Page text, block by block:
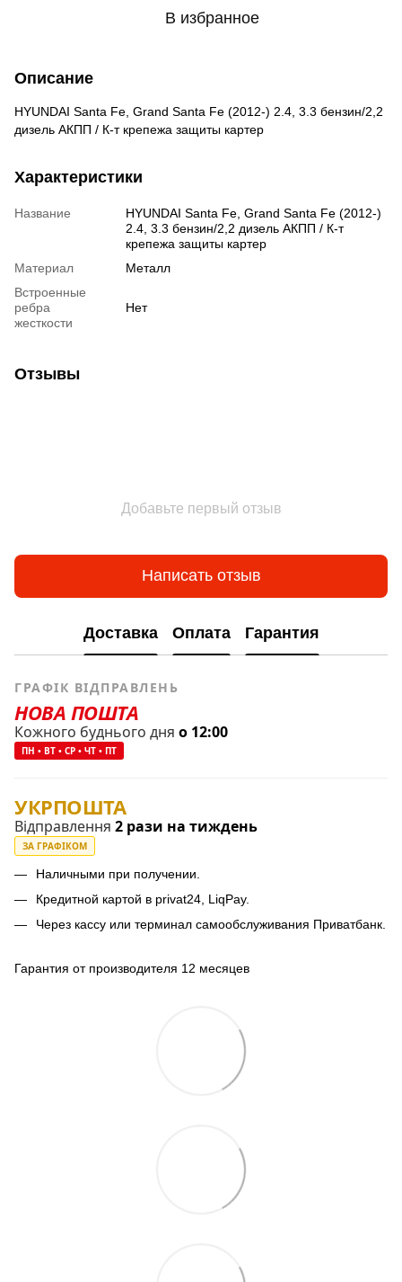
В избранное
Описание
HYUNDAI Santa Fe, Grand Santa Fe (2012-) 2.4, 3.3 бензин/2,2
дизель АКПП / К-т крепежа защиты картер
Характеристики
Название
HYUNDAI Santa Fe, Grand Santa Fe (2012-)
2.4, 3.3 бензин/2,2 дизель АКПП / К-т
крепежа защиты картер
Материал
Металл
Встроенные
ребра
жесткости
Нет
Отзывы
Добавьте первый отзыв
Написать отзыв
Доставка Оплата Гарантия
ГРАФІК ВІДПРАВЛЕНЬ
НОВА ПОШТА
Кожного буднього дня о 12:00
ПН • ВТ • СР • ЧТ • ПТ
УКРПОШТА
Відправлення 2 рази на тиждень
ЗА ГРАФІКОМ
Наличными при получении.
Кредитной картой в privat24, LiqPay.
Через кассу или терминал самообслуживания Приватбанк.
Гарантия от производителя 12 месяцев